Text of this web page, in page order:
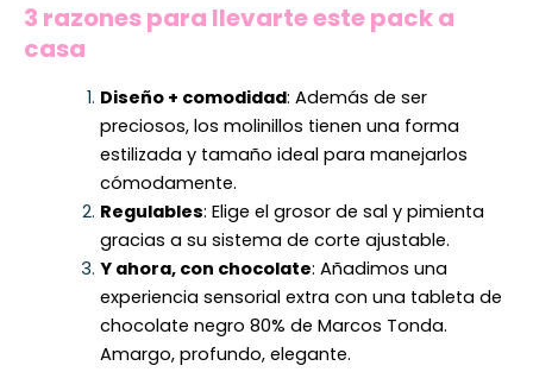
3 razones para llevarte este pack a
casa
Diseño + comodidad: Además de ser
preciosos, los molinillos tienen una forma
estilizada y tamaño ideal para manejarlos
cómodamente.
Regulables: Elige el grosor de sal y pimienta
gracias a su sistema de corte ajustable.
Y ahora, con chocolate: Añadimos una
experiencia sensorial extra con una tableta de
chocolate negro 80% de Marcos Tonda.
Amargo, profundo, elegante.